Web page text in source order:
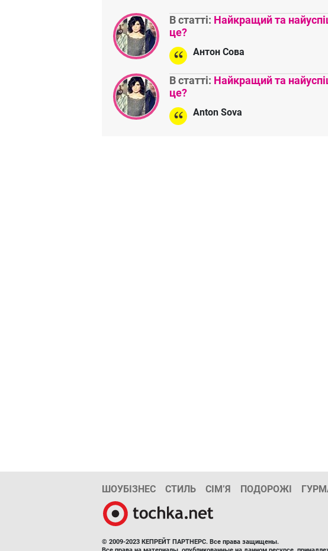
В статті: Найкращий та
це?
Антон Сова
В статті: Найкращий та
це?
Anton Sova
ШОУБІЗНЕС СТИЛЬ СІМ’Я ПОДОРОЖІ
© 2009-2023 КЕПРЕЙТ ПАРТНЕРС. Все права защищены.